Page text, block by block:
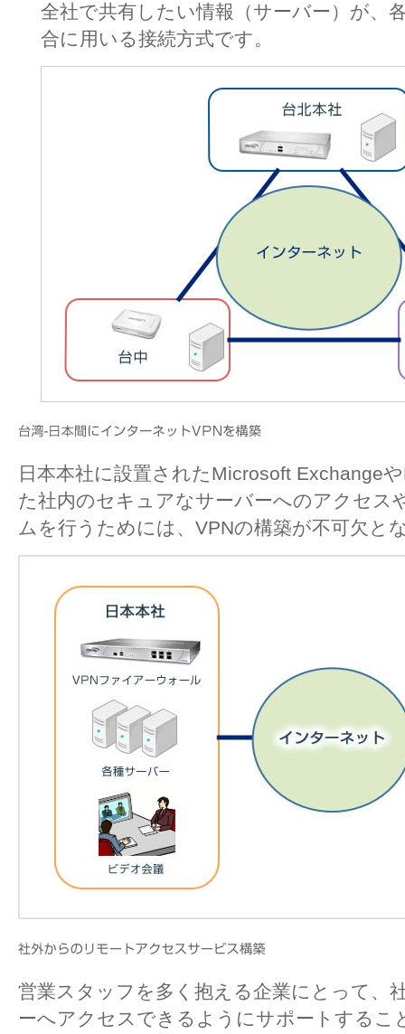
全社で共有したい情報（サーバー）が、
合に用いる接続方式です。
日本本社に設置されたMicrosoft Exchange
た社内のセキュアなサーバーへのアクセス
ムを行うためには、VPNの構築が不可欠と
営業スタッフを多く抱える企業にとって、
ーへアクセスできるようにサポートするこ